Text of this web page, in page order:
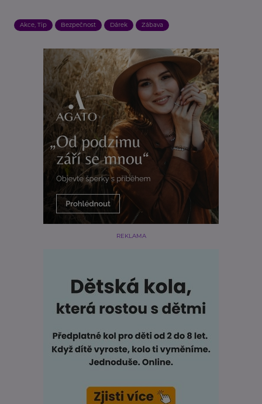
Akce, Tip Bezpečnost Dárek Zábava
REKLAMA